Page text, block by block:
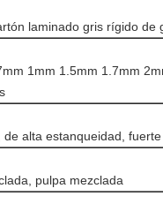
laminado gris rígido de
1mm 1.5mm 1.7mm
de alta estanqueidad,
pulpa mezclada